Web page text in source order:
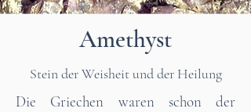
Amethyst
Stein der Weisheit und der Heilung
Die Griechen waren schon der